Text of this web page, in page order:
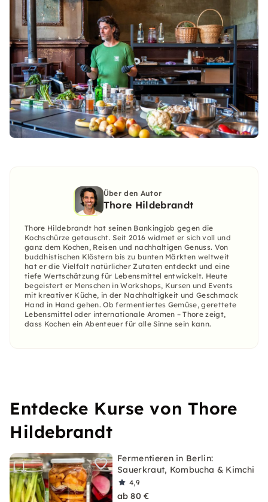
Über den Autor
Thore Hildebrandt
Thore Hildebrandt hat seinen Bankingjob gegen die
Kochschürze getauscht. Seit 2016 widmet er sich voll und
ganz dem Kochen, Reisen und nachhaltigen Genuss. Von
buddhistischen Klöstern bis zu bunten Märkten weltweit
hat er die Vielfalt natürlicher Zutaten entdeckt und eine
tiefe Wertschätzung für Lebensmittel entwickelt. Heute
begeistert er Menschen in Workshops, Kursen und Events
mit kreativer Küche, in der Nachhaltigkeit und Geschmack
Hand in Hand gehen. Ob fermentiertes Gemüse, gerettete
Lebensmittel oder internationale Aromen – Thore zeigt,
dass Kochen ein Abenteuer für alle Sinne sein kann.
Entdecke Kurse von Thore
Hildebrandt
Fermentieren in Berlin:
Sauerkraut, Kombucha & Kimchi
4,9
ab 80 €